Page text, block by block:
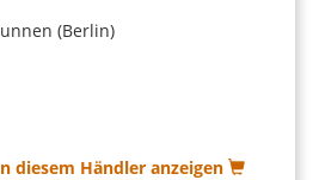
(Berlin)
diesem Händler anzeigen